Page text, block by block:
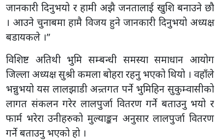
जानकारी दिनुभयो र हामी अझै जनतालाई खुशि बनाउने छौ
। आउने चुनाबमा हामै विजय हुने जानकारी दिनुभयो अध्यक्ष
बडायकले ।”
विशिष्ट अतिथी भुमि सम्बन्धी समस्या समाधान आयोग
जिल्ला अध्यक्ष सुश्री कमला बोहरा रहनु भएको थियो । वहाँले
भन्नुभयो यस लालझाडी अन्र्तगत पर्ने भुमिहिन सुकुम्वासीको
लागत संकलन गरेर लालपुर्जा वितरण गर्ने बताउनु भयो र
फार्म भरेरा उनीहरुको मुल्याङ्कन अनुसार लालपुर्जा वितरण
गर्ने बताउनु भएको हो ।